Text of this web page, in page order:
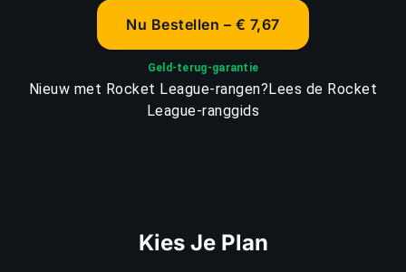
Nu Bestellen – € 7,67
Geld-terug-garantie
Nieuw met Rocket League-rangen?Lees de Rocket
League-ranggids
Kies Je Plan